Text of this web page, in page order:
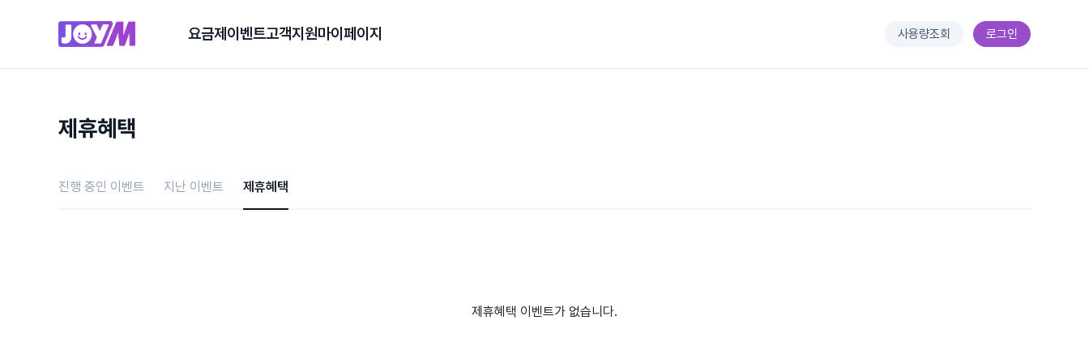
요금제 이벤트고객지원마이페이지 사용량조회 로그인
제휴혜택
진행 중인 이벤트 지난 이벤트 제휴혜택
제휴혜택 이벤트가 없습니다.